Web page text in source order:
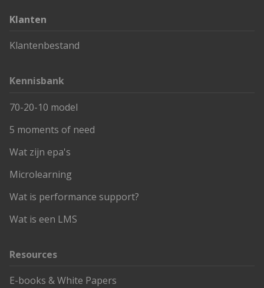
Klanten
Klantenbestand
Kennisbank
70-20-10 model
5 moments of need
Wat zijn epa's
Microlearning
Wat is performance support?
Wat is een LMS
Resources
E-books & White Papers